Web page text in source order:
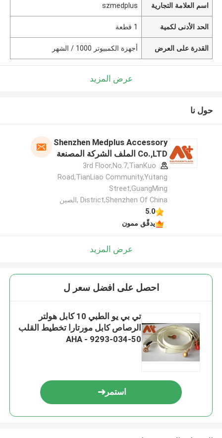
اسم العلامة التجارية szmedplus
الحد الأدنى لكمية 1 قطعة
القدرة على العرض أجهزة الكمبيوتر 1000 / الشهر
عرض المزيد
حول نا
Shenzhen Medplus Accessory
Co.,LTD الملف الشركة المصنعة
3rd Floor,No.7,TianKuo
Road,TianLiao Community,Yutang
Street,GuangMing
District,Shenzhen Of China ,الصين
5.0
يدقّق ممون
عرض المزيد
احصل على افضل سعر ل
تي بي يو الطبي 10 كابل هولتر
الرصاص كابل مورتارا تخطيط القلب
AHA - 9293-034-50
استمر